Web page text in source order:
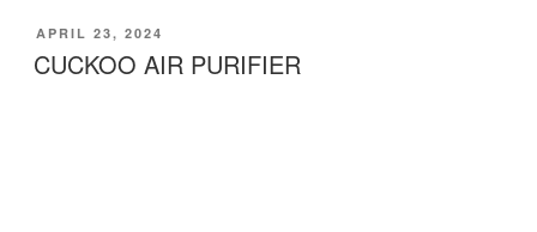
APRIL 23, 2024
CUCKOO AIR PURIFIER